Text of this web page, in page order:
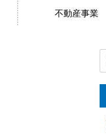
不動産事業